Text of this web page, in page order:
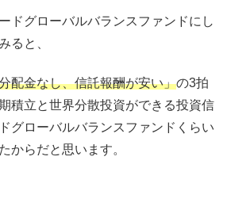
ドグローバルバランスファンドにし
ると、
配金なし、信託報酬が安い」の3拍
積立と世界分散投資ができる投資信
グローバルバランスファンドくらい
からだと思います。